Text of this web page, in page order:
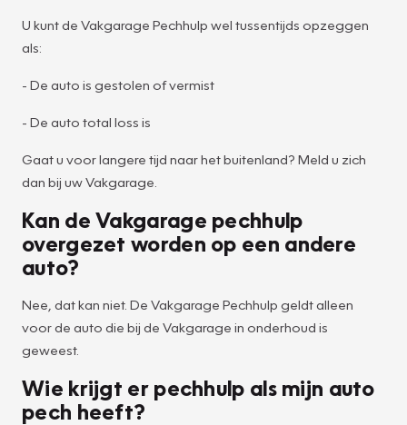
U kunt de Vakgarage Pechhulp wel tussentijds opzeggen
als:
- De auto is gestolen of vermist
- De auto total loss is
Gaat u voor langere tijd naar het buitenland? Meld u zich
dan bij uw Vakgarage.
Kan de Vakgarage pechhulp
overgezet worden op een andere
auto?
Nee, dat kan niet. De Vakgarage Pechhulp geldt alleen
voor de auto die bij de Vakgarage in onderhoud is
geweest.
Wie krijgt er pechhulp als mijn auto
pech heeft?